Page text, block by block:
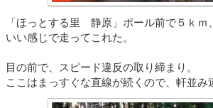
「ほっとする里 静原」ポール前で５ｋｍ
いい感じで走ってこれた。
目の前で、スピード違反の取り締まり。
ここはまっすぐな直線が続くので、軒並み